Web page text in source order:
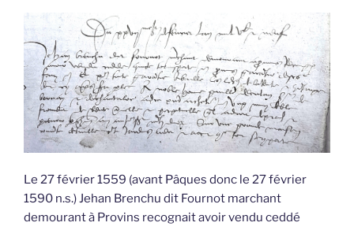
Le 27 février 1559 (avant Pâques donc le 27 février
1590 n.s.) Jehan Brenchu dit Fournot marchant
demourant à Provins recognait avoir vendu ceddé